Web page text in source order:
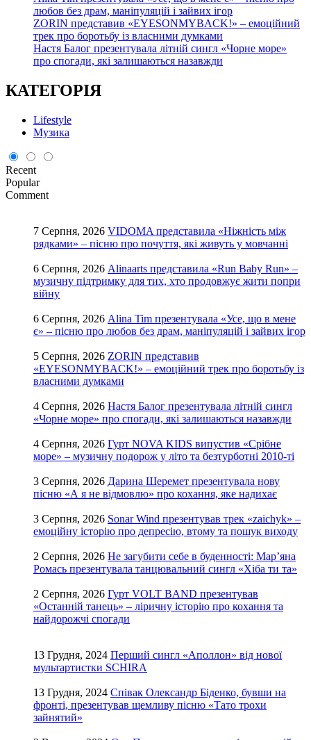
любов без драм, маніпуляцій і зайвих ігор
ZORIN представив «EYESONMYBACK!» – емоційний
трек про боротьбу із власними думками
Настя Балог презентувала літній сингл «Чорне море»
про спогади, які залишаються назавжди
КАТЕГОРІЯ
Lifestyle
Музика
Recent
Popular
Comment
7 Серпня, 2026 VIDOMA представила «Ніжність між
рядками» – пісню про почуття, які живуть у мовчанні
6 Серпня, 2026 Alinaarts представила «Run Baby Run» –
музичну підтримку для тих, хто продовжує жити попри
війну
6 Серпня, 2026 Alina Tim презентувала «Усе, що в мене
є» – пісню про любов без драм, маніпуляцій і зайвих ігор
5 Серпня, 2026 ZORIN представив
«EYESONMYBACK!» – емоційний трек про боротьбу із
власними думками
4 Серпня, 2026 Настя Балог презентувала літній сингл
«Чорне море» про спогади, які залишаються назавжди
4 Серпня, 2026 Гурт NOVA KIDS випустив «Срібне
море» – музичну подорож у літо та безтурботні 2010-ті
3 Серпня, 2026 Дарина Шеремет презентувала нову
пісню «А я не відмовлю» про кохання, яке надихає
3 Серпня, 2026 Sonar Wind презентував трек «zaichyk» –
емоційну історію про депресію, втому та пошук виходу
2 Серпня, 2026 Не загубити себе в буденності: Мар’яна
Ромась презентувала танцювальний сингл «Хіба ти та»
2 Серпня, 2026 Гурт VOLT BAND презентував
«Останній танець» – ліричну історію про кохання та
найдорожчі спогади
13 Грудня, 2024 Перший сингл «Аполлон» від нової
мультартистки SCHIRA
13 Грудня, 2024 Співак Олександр Біденко, бувши на
фронті, презентував щемливу пісню «Тато трохи
зайнятий»